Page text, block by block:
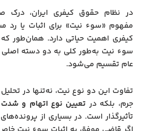
در نظام حقوق کیفری ایران، درک
مفهوم «سوء نیت» برای اثبات یا رد
کیفری اهمیت حیاتی دارد. همان‌طور که
سوء نیت به‌طور کلی به دو دسته
عام تقسیم می‌شود.
تفاوت این دو نوع نیت، نه‌تنها در
جرم، بلکه در تعیین نوع اتهام و شدت
تأثیرگذار است. در بسیاری از